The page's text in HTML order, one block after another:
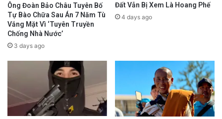
It identified the three Vietnamese survivors, a
woman and two men, as Truong Thi My Khanh,
24, Ho Long, 25, and Nguyen Van Duoc, 26.
Ông Đoàn Bảo Châu Tuyên Bố
Tự Bào Chữa Sau Án 7 Năm Tù
Vắng Mặt Vì ‘Tuyên Truyền
Chống Nhà Nước’
3 days ago
Đất Vẫn Bị Xem Là Hoang Phế
4 days ago